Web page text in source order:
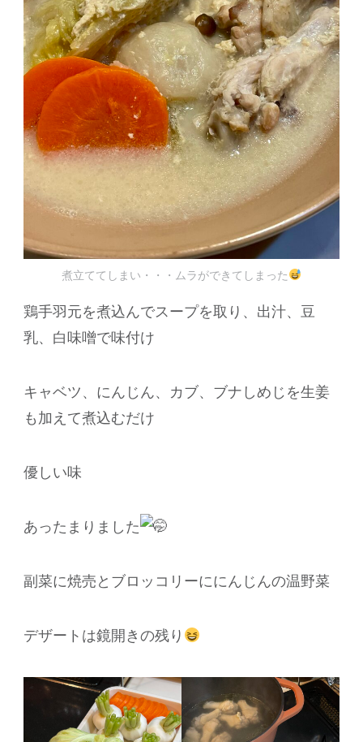
煮立ててしまい・・・ムラができてしまった
鶏手羽元を煮込んでスープを取り、出汁、豆
乳、白味噌で味付け
キャベツ、にんじん、カブ、ブナしめじを生姜
も加えて煮込むだけ
優しい味
あったまりました
副菜に焼売とブロッコリーににんじんの温野菜
デザートは鏡開きの残り